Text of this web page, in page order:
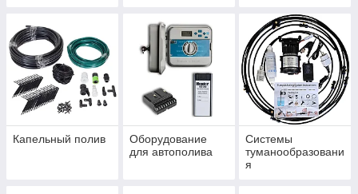
Капельный полив
Оборудование
для автополива
Системы
туманообразовани
я